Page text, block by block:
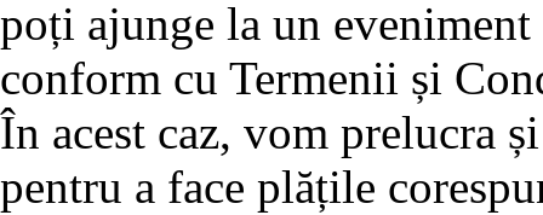
poți ajunge la un
conform cu Termenii și
În acest caz, vom prelucra
pentru a face plățile